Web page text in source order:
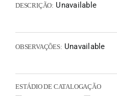
DESCRIÇÃO: Unavailable
OBSERVAÇÕES: Unavailable
ESTÁDIO DE CATALOGAÇÃO